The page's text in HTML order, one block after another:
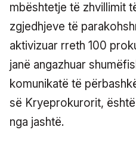
mbështetje të zhvillimit
zgjedhjeve të
aktivizuar rreth 100
janë angazhuar
komunikatë të
së Kryeprokurorit,
nga jashtë.